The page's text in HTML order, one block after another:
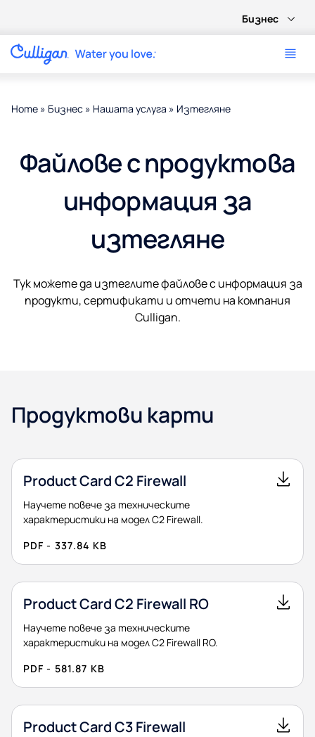
Бизнес
Home » Бизнес » Нашата услуга » Изтегляне
Файлове с продуктова
информация за
изтегляне
Тук можете да изтеглите файлове с информация за
продукти, сертификати и отчети на компания
Culligan.
Продуктови карти
Product Card C2 Firewall
Научете повече за техническите
характеристики на модел C2 Firewall.
PDF - 337.84 KB
Product Card C2 Firewall RO
Научете повече за техническите
характеристики на модел C2 Firewall RO.
PDF - 581.87 KB
Product Card C3 Firewall